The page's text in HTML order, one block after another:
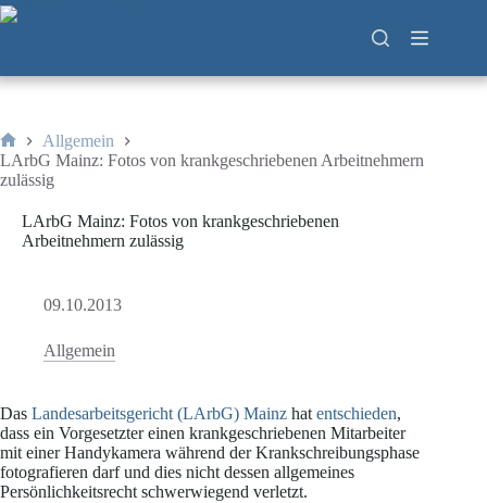
Zum
Inhalt
Start
Allgemein
LArbG Mainz: Fotos von krankgeschriebenen Arbeitnehmern
zulässig
LArbG Mainz: Fotos von krankgeschriebenen
Arbeitnehmern zulässig
09.10.2013
Allgemein
Das Landesarbeitsgericht (LArbG) Mainz hat entschieden,
dass ein Vorgesetzter einen krankgeschriebenen Mitarbeiter
mit einer Handykamera während der Krankschreibungsphase
fotografieren darf und dies nicht dessen allgemeines
Persönlichkeitsrecht schwerwiegend verletzt.